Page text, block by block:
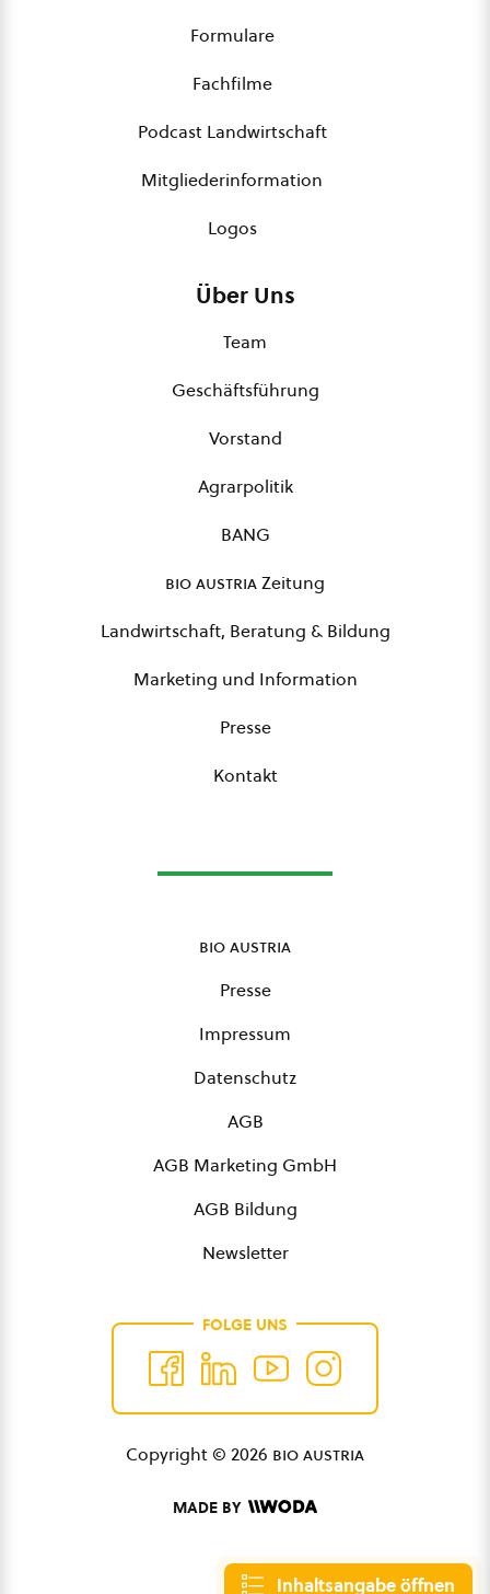
Inhaltsangabe öffnen
Formulare
Fachfilme
Podcast Landwirtschaft
Mitgliederinformation
Logos
Über Uns
Team
Geschäftsführung
Vorstand
Agrarpolitik
BANG
bio austriaZeitung
Landwirtschaft, Beratung & Bildung
Marketing und Information
Presse
Kontakt
bio austria
Presse
Impressum
Datenschutz
AGB
AGB Marketing GmbH
AGB Bildung
Newsletter
FOLGE UNS
Copyright © 2026 bio austria
MADE BY